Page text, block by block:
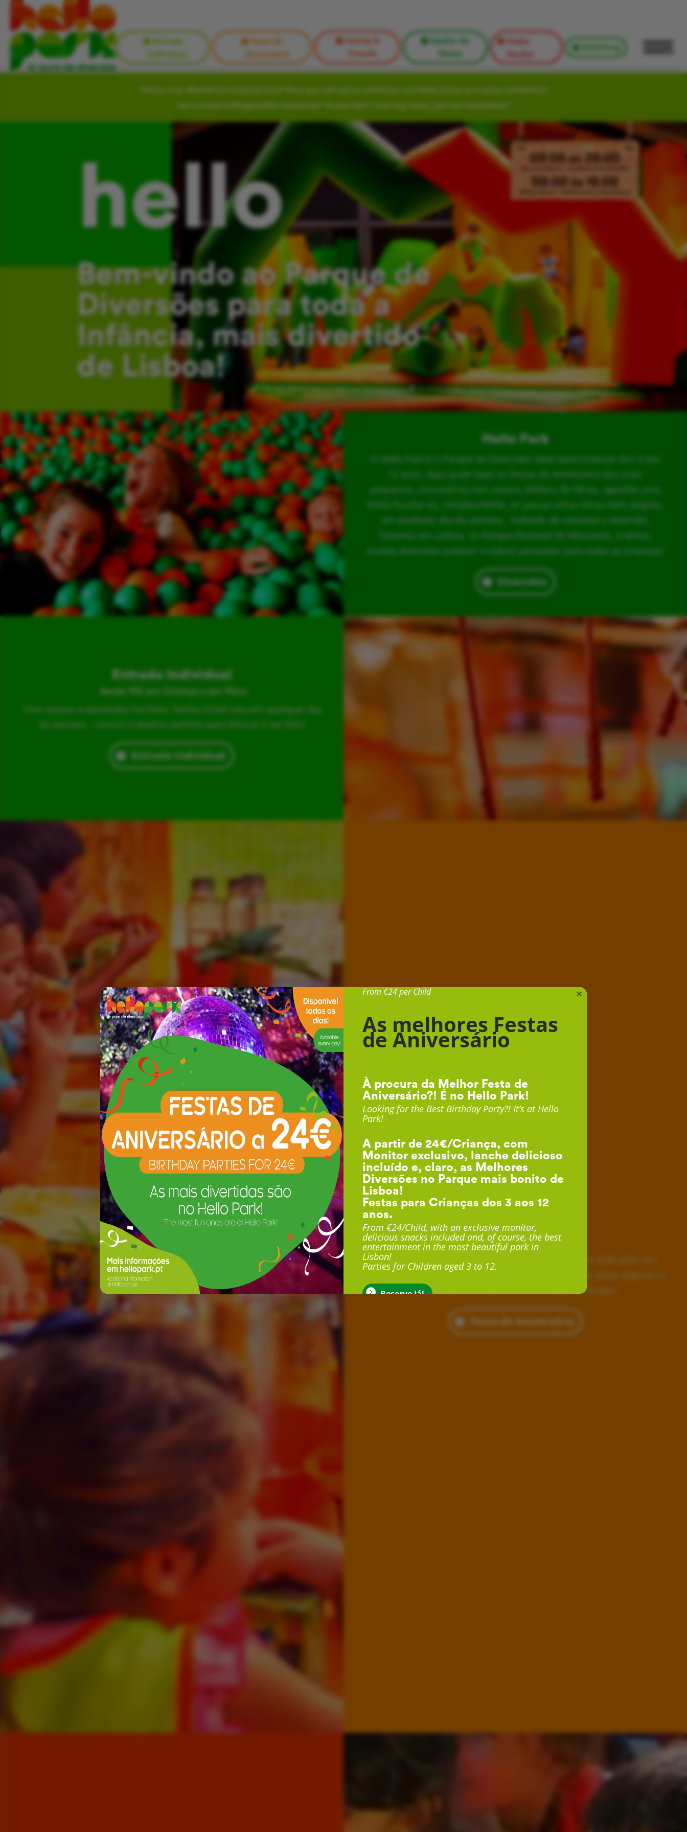
Entrada
Individual
Festa de
Aniversário
Family &
Friends
Atelier de
Férias
Visita
Escolar
Kidsitting
Vamos criar Memórias inesquecíveis? Para que não perca nenhuma novidade junte-se à nossa newsletter!
Let’s create unforgettable memories? So you don’t miss any news, join our newsletter!
hello
Bem-vindo ao Parque de
Diversões para toda a
Infância, mais divertido
de Lisboa!
Hello Park
O Hello Park é o Parque de Diversões ideal para Crianças dos 3 aos
12 anos. Aqui pode fazer as Festas de Aniversário dos mais
pequenos, inscrevê-los nos nossos Ateliers de Férias, agendar uma
Visita Escolar ou, simplesmente, vir passar umas horas bem alegres,
em qualquer dia da semana, rodeado de natureza e diversão.
Estamos em Lisboa, no Parque Florestal de Monsanto, e temos
muitas diversões outdoor e indoor pensadas para todas as Crianças!
Diversões
Entrada Individual
desde 15€ por Criança e por Hora
Com acesso a atividades incríveis. Venha visitar-nos em qualquer dia
da semana – somos o destino perfeito para brincar e ser feliz!
Entrada Individual
Festa de Aniversário
desde 24€ por Criança
Com duração até 3 horas inesquecíveis, monitores dedicados em
exclusivo, sala exclusiva, lanche delicioso com fruta, pizza, pipocas e
muito mais e, ainda, acesso a muitas diversões.
Festa de Aniversário
From €24 per Child
As melhores Festas
de Aniversário
À procura da Melhor Festa de
Aniversário?! É no Hello Park!
Looking for the Best Birthday Party?! It’s at Hello
Park!
A partir de 24€/Criança, com
Monitor exclusivo, lanche delicioso
incluído e, claro, as Melhores
Diversões no Parque mais bonito de
Lisboa!
Festas para Crianças dos 3 aos 12
anos.
From €24/Child, with an exclusive monitor,
delicious snacks included and, of course, the best
entertainment in the most beautiful park in
Lisbon!
Parties for Children aged 3 to 12.
Reserve Já!
×